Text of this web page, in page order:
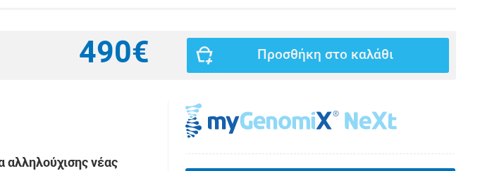
490€ Προσθήκη στο καλάθι
αλληλούχισης νέας